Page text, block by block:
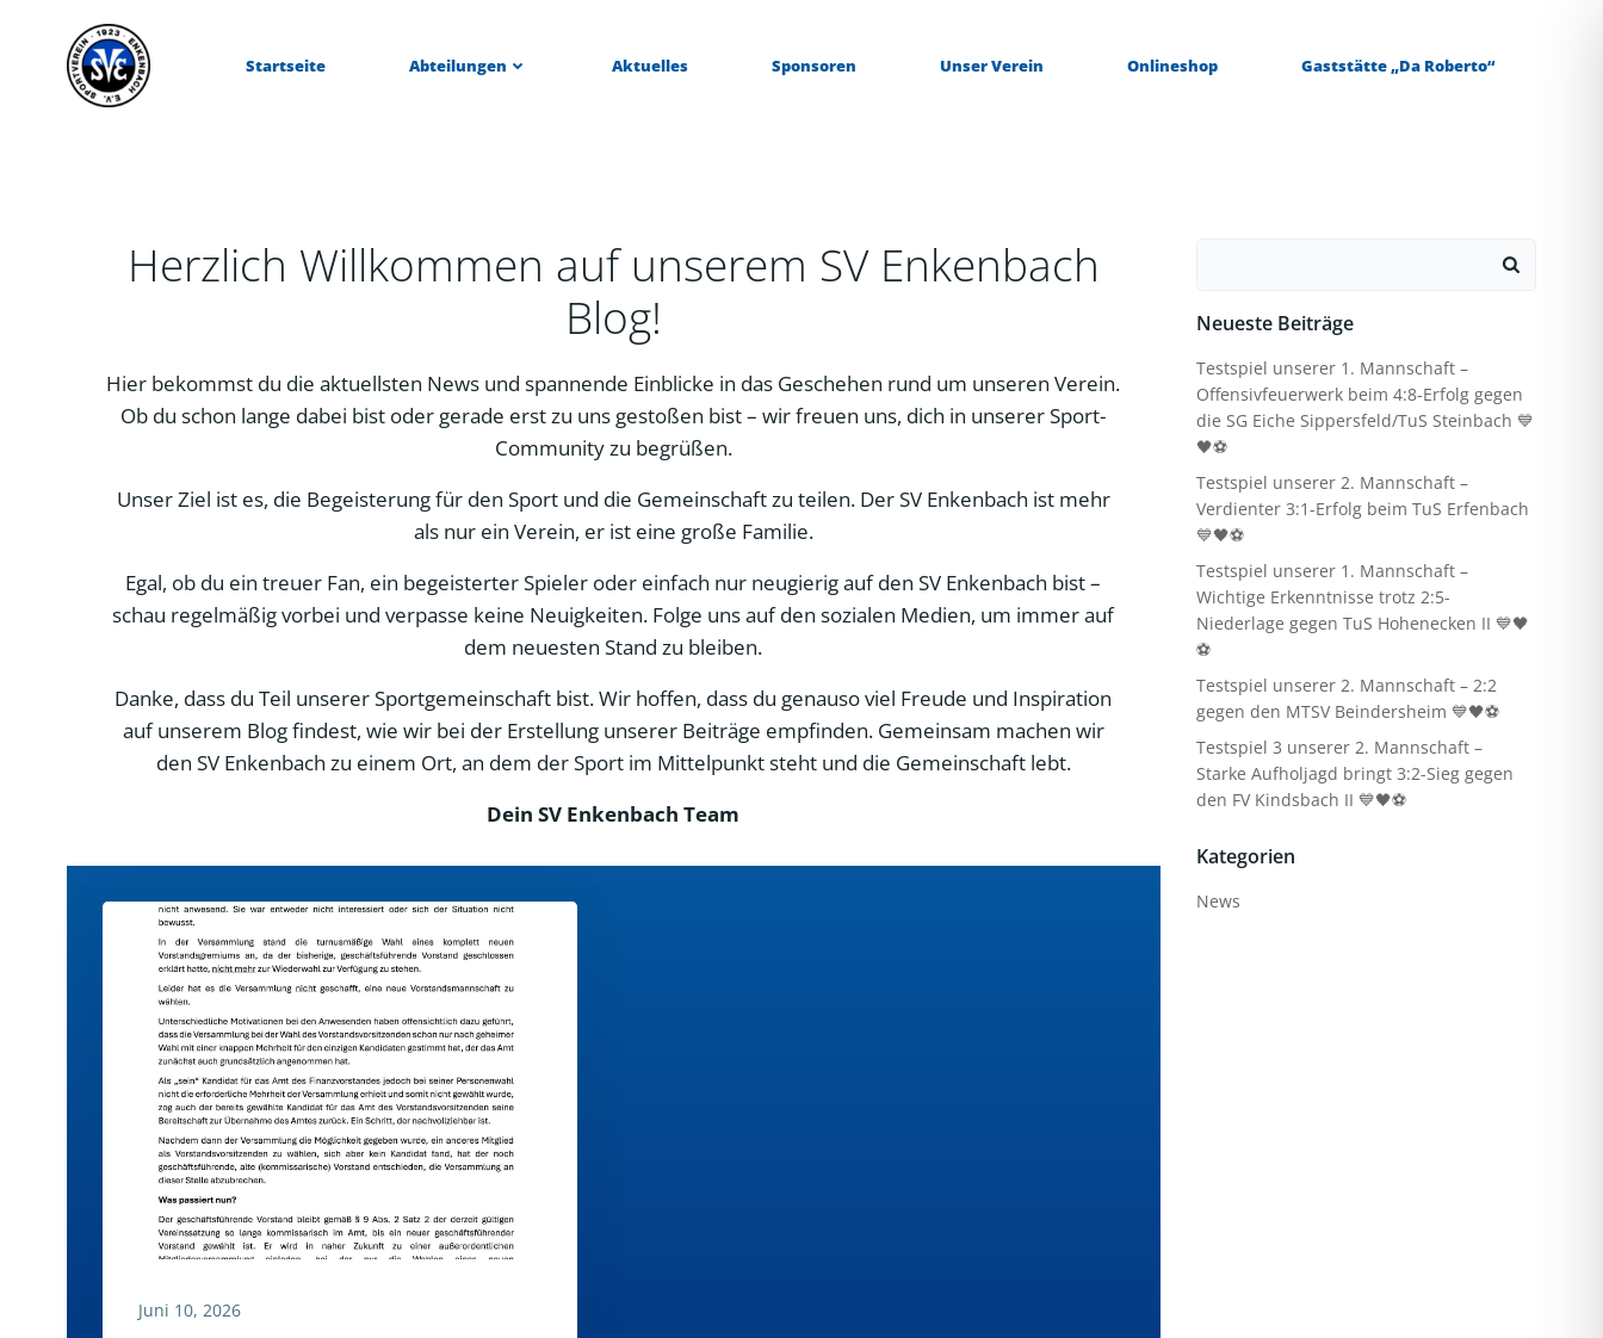
springen
Startseite Abteilungen Aktuelles Sponsoren Unser Verein Onlineshop Gaststätte „Da Roberto“
Herzlich Willkommen auf unserem SV Enkenbach
Blog!
Hier bekommst du die aktuellsten News und spannende Einblicke in das Geschehen rund um unseren Verein.
Ob du schon lange dabei bist oder gerade erst zu uns gestoßen bist – wir freuen uns, dich in unserer Sport-
Community zu begrüßen.
Unser Ziel ist es, die Begeisterung für den Sport und die Gemeinschaft zu teilen. Der SV Enkenbach ist mehr
als nur ein Verein, er ist eine große Familie.
Egal, ob du ein treuer Fan, ein begeisterter Spieler oder einfach nur neugierig auf den SV Enkenbach bist –
schau regelmäßig vorbei und verpasse keine Neuigkeiten. Folge uns auf den sozialen Medien, um immer auf
dem neuesten Stand zu bleiben.
Danke, dass du Teil unserer Sportgemeinschaft bist. Wir hoffen, dass du genauso viel Freude und Inspiration
auf unserem Blog findest, wie wir bei der Erstellung unserer Beiträge empfinden. Gemeinsam machen wir
den SV Enkenbach zu einem Ort, an dem der Sport im Mittelpunkt steht und die Gemeinschaft lebt.
Dein SV Enkenbach Team
Juni 10, 2026
Neueste Beiträge
Testspiel unserer 1. Mannschaft –
Offensivfeuerwerk beim 4:8-Erfolg gegen
die SG Eiche Sippersfeld/TuS Steinbach 💙
🖤⚽
Testspiel unserer 2. Mannschaft –
Verdienter 3:1-Erfolg beim TuS Erfenbach
💙🖤⚽
Testspiel unserer 1. Mannschaft –
Wichtige Erkenntnisse trotz 2:5-
Niederlage gegen TuS Hohenecken II 💙🖤
⚽
Testspiel unserer 2. Mannschaft – 2:2
gegen den MTSV Beindersheim 💙🖤⚽
Testspiel 3 unserer 2. Mannschaft –
Starke Aufholjagd bringt 3:2-Sieg gegen
den FV Kindsbach II 💙🖤⚽
Kategorien
News